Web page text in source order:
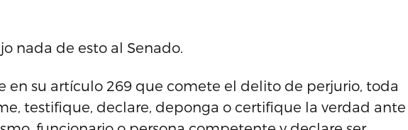
nada de esto al Senado.
en su artículo 269 que comete el delito de perjurio, toda
testifique, declare, deponga o certifique la verdad ante